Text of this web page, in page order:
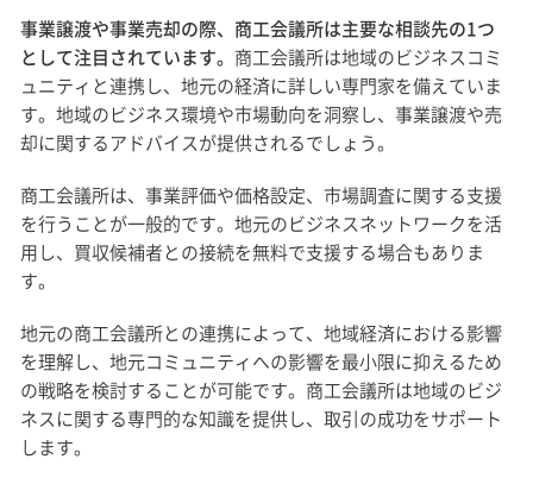
事業譲渡や事業売却の際、商工会議所は主要な相談先の1つ
として注目されています。 商工会議所は地域のビジネスコミ
ュニティと連携し、地元の経済に詳しい専門家を備えていま
す。地域のビジネス環境や市場動向を洞察し、事業譲渡や売
却に関するアドバイスが提供されるでしょう。
商工会議所は、事業評価や価格設定、市場調査に関する支援
を行うことが一般的です。地元のビジネスネットワークを活
用し、買収候補者との接続を無料で支援する場合もありま
す。
地元の商工会議所との連携によって、地域経済における影響
を理解し、地元コミュニティへの影響を最小限に抑えるため
の戦略を検討することが可能です。商工会議所は地域のビジ
ネスに関する専門的な知識を提供し、取引の成功をサポート
します。